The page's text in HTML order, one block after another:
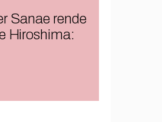
Sanae rende
Hiroshima: